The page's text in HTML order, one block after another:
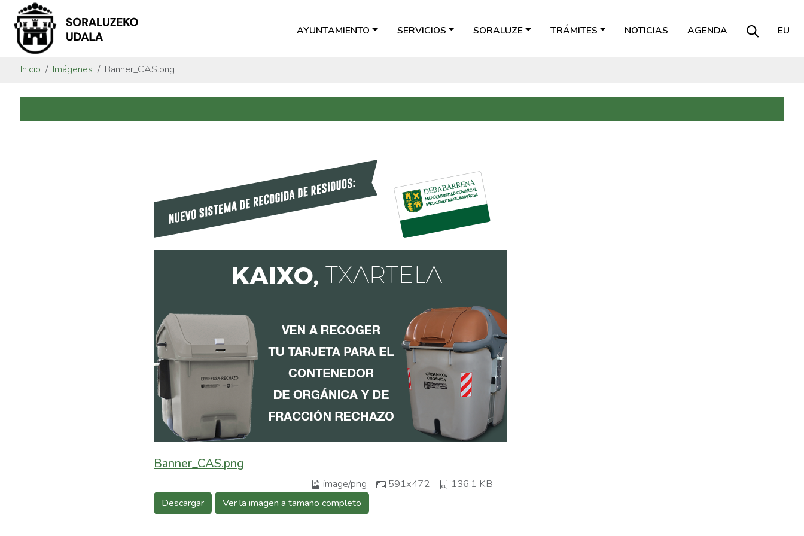
AYUNTAMIENTO SERVICIOS SORALUZE TRÁMITES NOTICIAS AGENDA EU
Inicio Imágenes Banner_CAS.png
Banner_CAS.png
image/png 591x472 136.1 KB
Descargar Ver la imagen a tamaño completo